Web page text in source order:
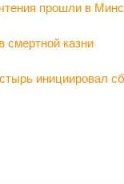
прошли в
смертной казни
инициировал